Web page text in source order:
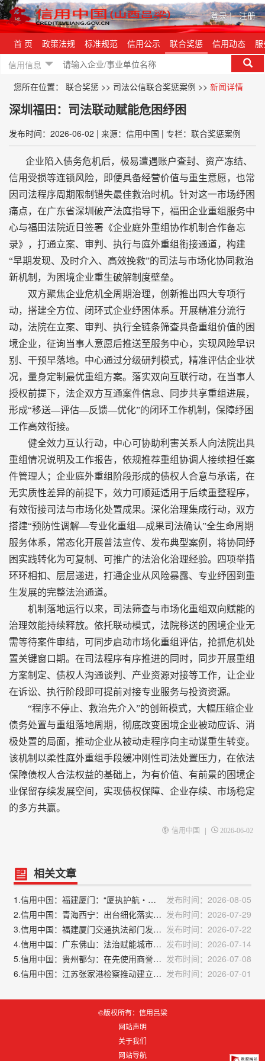
登录| 注册
首 页 政策法规 标准规范 信用公示 联合奖惩 信用动态
信用信息
您所在位置： 联合奖惩 >> 司法公信联合奖惩案例 >> 新闻详情
深圳福田：司法联动赋能危困纾困
发布时间：2026-06-02 | 来源：信用中国 | 专栏：联合奖惩案例
企业陷入债务危机后，极易遭遇账户查封、资产冻结、
信用受损等连锁风险，即便具备经营价值与重生意愿，也常
因司法程序周期限制错失最佳救治时机。针对这一市场纾困
痛点，在广东省深圳破产法庭指导下，福田企业重组服务中
心与福田法院近日签署《企业庭外重组协作机制合作备忘
录》，打通立案、审判、执行与庭外重组衔接通道，构建
“早期发现、及时介入、高效挽救”的司法与市场化协同救治
新机制，为困境企业重生破解制度壁垒。
双方聚焦企业危机全周期治理，创新推出四大专项行
动，搭建全方位、闭环式企业纾困体系。开展精准分流行
动，法院在立案、审判、执行全链条筛查具备重组价值的困
境企业，征询当事人意愿后推送至服务中心，实现风险早识
别、干预早落地。中心通过分级研判模式，精准评估企业状
况，量身定制最优重组方案。落实双向互联行动，在当事人
授权前提下，法企双方互通案件信息、同步共享重组进展，
形成“移送—评估—反馈—优化”的闭环工作机制，保障纾困
工作高效衔接。
健全效力互认行动，中心可协助利害关系人向法院出具
重组情况说明及工作报告，依规推荐重组协调人接续担任案
件管理人；企业庭外重组阶段形成的债权人合意与承诺，在
无实质性差异的前提下，效力可顺延适用于后续重整程序，
有效衔接司法与市场化处置成果。深化治理集成行动，双方
搭建“预防性调解—专业化重组—成果司法确认”全生命周期
服务体系，常态化开展普法宣传、发布典型案例，将协同纾
困实践转化为可复制、可推广的法治化治理经验。四项举措
环环相扣、层层递进，打通企业从风险暴露、专业纾困到重
生发展的完整法治通道。
机制落地运行以来，司法筛查与市场化重组双向赋能的
治理效能持续释放。依托联动模式，法院移送的困境企业无
需等待案件审结，可同步启动市场化重组评估，抢抓危机处
置关键窗口期。在司法程序有序推进的同时，同步开展重组
方案制定、债权人沟通谈判、产业资源对接等工作，让企业
在诉讼、执行阶段即可提前对接专业服务与投资资源。
“程序不停止、救治先介入”的创新模式，大幅压缩企业
债务处置与重组落地周期，彻底改变困境企业被动应诉、消
极处置的局面，推动企业从被动走程序向主动谋重生转变。
该机制以柔性庭外重组手段缓冲刚性司法处置压力，在依法
保障债权人合法权益的基础上，为有价值、有前景的困境企
业保留存续发展空间，实现债权保障、企业存续、市场稳定
的多方共赢。
信用中国 | 2026-06-02
相关文章
1.信用中国：福建厦门：“厦执护航・惠民安商”专项执行行动成果丰硕
发布时间：2026-08-05
2.信用中国：青海西宁：出台细化落实法治化营商环境十条措施 发布时间：2026-07-29
3.信用中国：福建厦门交通执法部门发布“民生成绩单” 发布时间：2026-07-22
4.信用中国：广东佛山：法治赋能城市治理厚植营商沃土 发布时间：2026-07-14
5.信用中国：贵州都匀：在先使用商誉受司法保护 发布时间：2026-07-08
6.信用中国：江苏张家港检察推动建立激励机制 筑牢寄递安全防线 发布时间：2026-07-01
©版权所有：信用吕梁
网站声明
关于我们
网站导航